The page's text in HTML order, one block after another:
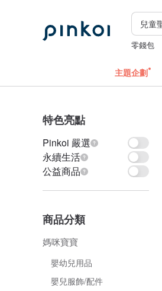
零錢包
主題企劃
特色亮點
Pinkoi 嚴選
永續生活
公益商品
商品分類
媽咪寶寶
嬰幼兒用品
嬰兒服飾/配件